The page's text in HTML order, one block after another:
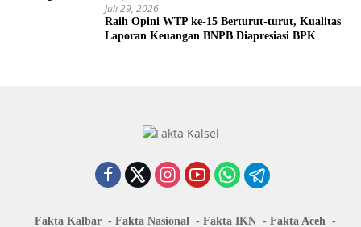
Juli 29, 2026
Raih Opini WTP ke-15 Berturut-turut, Kualitas
Laporan Keuangan BNPB Diapresiasi BPK
Fakta Kalbar Fakta Nasional Fakta IKN Fakta Aceh